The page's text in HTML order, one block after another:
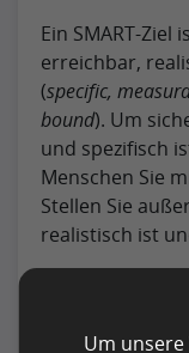
Ein SMART-Ziel
erreichbar,
(specific,
bound). Um
und spezifisch
Menschen Sie
Stellen Sie
realistisch ist
Um